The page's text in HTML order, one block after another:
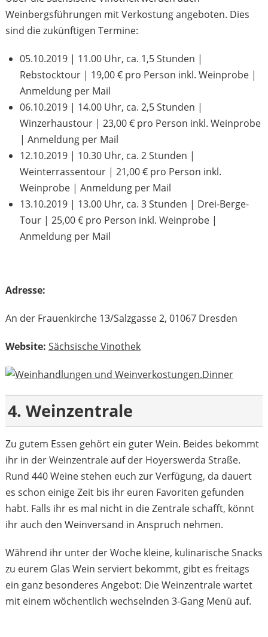
Weinbergsführungen mit Verkostung angeboten. Dies
sind die zukünftigen Termine:
05.10.2019 | 11.00 Uhr, ca. 1,5 Stunden |
Rebstocktour | 19,00 € pro Person inkl. Weinprobe |
Anmeldung per Mail
06.10.2019 | 14.00 Uhr, ca. 2,5 Stunden |
Winzerhaustour | 23,00 € pro Person inkl. Weinprobe
| Anmeldung per Mail
12.10.2019 | 10.30 Uhr, ca. 2 Stunden |
Weinterrassentour | 21,00 € pro Person inkl.
Weinprobe | Anmeldung per Mail
13.10.2019 | 13.00 Uhr, ca. 3 Stunden | Drei-Berge-
Tour | 25,00 € pro Person inkl. Weinprobe |
Anmeldung per Mail
Adresse:
An der Frauenkirche 13/Salzgasse 2, 01067 Dresden
Website: Sächsische Vinothek
4. Weinzentrale
Zu gutem Essen gehört ein guter Wein. Beides bekommt
ihr in der Weinzentrale auf der Hoyerswerda Straße.
Rund 440 Weine stehen euch zur Verfügung, da dauert
es schon einige Zeit bis ihr euren Favoriten gefunden
habt. Falls ihr es mal nicht in die Zentrale schafft, könnt
ihr auch den Weinversand in Anspruch nehmen.
Während ihr unter der Woche kleine, kulinarische Snacks
zu eurem Glas Wein serviert bekommt, gibt es freitags
ein ganz besonderes Angebot: Die Weinzentrale wartet
mit einem wöchentlich wechselnden 3-Gang Menü auf.